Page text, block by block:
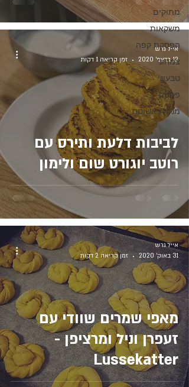
מתוקים
משקאות
הפסקת קפה
צמחוני
טבעוני
פסטה
מנות ראשונות
לביבות דלעת ותירס עם
רוטב יוגורט שום ולימון
אייל גרש
12 בדצמ׳ 2020
זמן קריאה 1 דקות
מאפי שמרים שוודי עם
זעפרן וניל ומרציפן -
Lussekatter
אייל גרש
31 באוק׳ 2020
זמן קריאה 2 דקות